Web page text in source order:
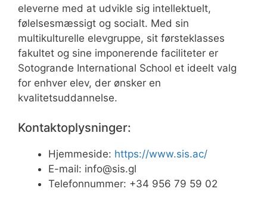
eleverne med at udvikle sig intellektuelt,
følelsesmæssigt og socialt. Med sin
multikulturelle elevgruppe, sit førsteklasses
fakultet og sine imponerende faciliteter er
Sotogrande International School et ideelt valg
for enhver elev, der ønsker en
kvalitetsuddannelse.
Kontaktoplysninger:
Hjemmeside: https://www.sis.ac/
E-mail: info@sis.gl
Telefonnummer: +34 956 79 59 02